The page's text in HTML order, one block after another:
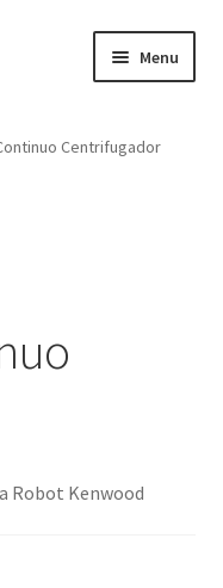
Menu
Centrifugador
Robot Kenwood